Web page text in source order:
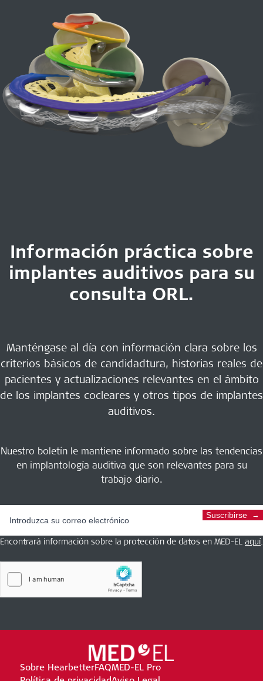
Información práctica sobre
implantes auditivos para su
consulta ORL.
Manténgase al día con información clara sobre los
criterios básicos de candidadtura, historias reales de
pacientes y actualizaciones relevantes en el ámbito
de los implantes cocleares y otros tipos de implantes
auditivos.
Nuestro boletín le mantiene informado sobre las tendencias
en implantología auditiva que son relevantes para su
trabajo diario.
Suscribirse
Encontrará información sobre la protección de datos en MED-EL aquí.
Sobre HearbetterFAQMED-EL Pro